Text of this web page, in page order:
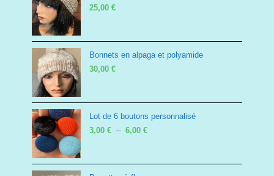
25,00€
Bonnets en alpaga et polyamide
30,00€
Lot de 6 boutons personnalisé
3,00€ – 6,00€Plage